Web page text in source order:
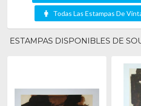
Todas Las Estampas De
ESTAMPAS DISPONIBLES DE